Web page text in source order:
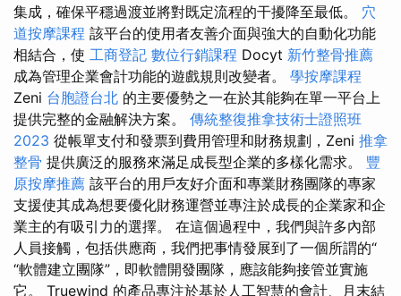
集成，確保平穩過渡並將對既定流程的干擾降至最低。 穴
道按摩課程 該平台的使用者友善介面與強大的自動化功能
相結合，使 工商登記 數位行銷課程 Docyt 新竹整骨推薦
成為管理企業會計功能的遊戲規則改變者。 學按摩課程
Zeni 台胞證台北 的主要優勢之一在於其能夠在單一平台上
提供完整的金融解決方案。 傳統整復推拿技術士證照班
2023 從帳單支付和發票到費用管理和財務規劃，Zeni 推拿
整骨 提供廣泛的服務來滿足成長型企業的多樣化需求。 豐
原按摩推薦 該平台的用戶友好介面和專業財務團隊的專家
支援使其成為想要優化財務運營並專注於成長的企業家和企
業主的有吸引力的選擇。 在這個過程中，我們與許多內部
人員接觸，包括供應商，我們把事情發展到了一個所謂的“
“軟體建立團隊”，即軟體開發團隊，應該能夠接管並實施
它。 Truewind 的產品專注於基於人工智慧的會計、月末結